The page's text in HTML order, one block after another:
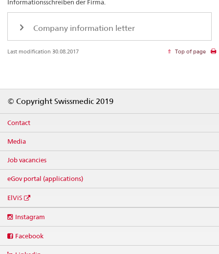
Informationsschreiben der Firma.
Company information letter
Last modification 30.08.2017 Top of page
© Copyright Swissmedic 2019
Contact
Media
Job vacancies
eGov portal (applications)
ElViS
media
Instagram
Facebook